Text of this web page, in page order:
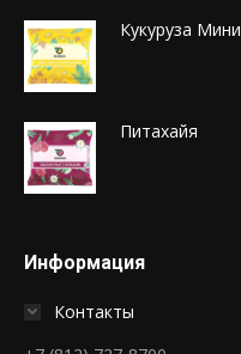
Кукуруза Мини
Питахайя
Информация
Контакты